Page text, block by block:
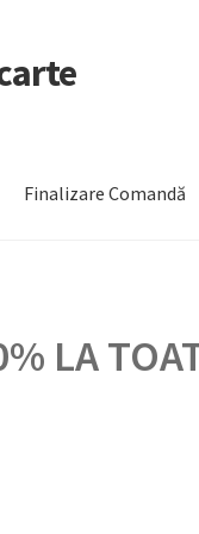
Finalizare Comandă
LA